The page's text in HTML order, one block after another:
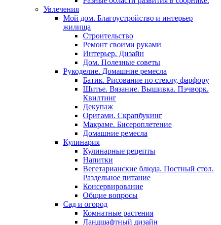
Увлечения
Мой дом. Благоустройство и интерьер
жилища
Строительство
Ремонт своими руками
Интерьер. Дизайн
Дом. Полезные советы
Рукоделие. Домашние ремесла
Батик. Рисование по стеклу, фарфору
Шитье. Вязание. Вышивка. Пэчворк.
Квилтинг
Декупаж
Оригами. Скрапбукинг
Макраме. Бисероплетение
Домашние ремесла
Кулинария
Кулинарные рецепты
Напитки
Вегетарианские блюда. Постный стол.
Раздельное питание
Консервирование
Общие вопросы
Сад и огород
Комнатные растения
Ландшафтный дизайн